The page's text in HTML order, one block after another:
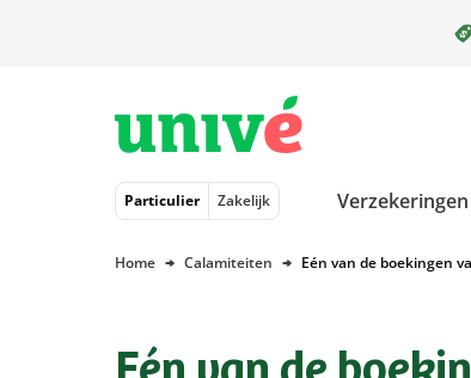
Particulier Zakelijk Verzekeringen
Home Calamiteiten Eén van de boekingen